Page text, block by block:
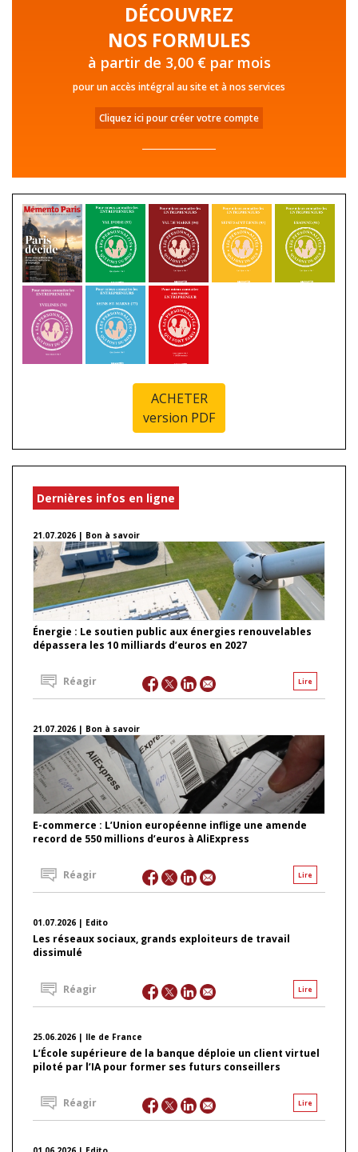
DÉCOUVREZ
NOS FORMULES
à partir de 3,00 € par mois
pour un accès intégral au site et à nos services
Cliquez ici pour créer votre compte
ACHETER
version PDF
Dernières infos en ligne
21.07.2026 | Bon à savoir
Énergie : Le soutien public aux énergies renouvelables
dépassera les 10 milliards d’euros en 2027
Lire
Réagir
21.07.2026 | Bon à savoir
E-commerce : L’Union européenne inflige une amende
record de 550 millions d’euros à AliExpress
Lire
Réagir
01.07.2026 | Edito
Les réseaux sociaux, grands exploiteurs de travail
dissimulé
Lire
Réagir
25.06.2026 | Ile de France
L’École supérieure de la banque déploie un client virtuel
piloté par l’IA pour former ses futurs conseillers
Lire
Réagir